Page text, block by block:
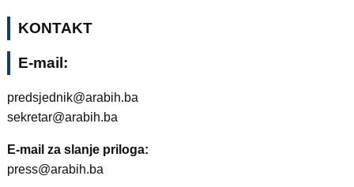
KONTAKT
E-mail:
predsjednik@arabih.ba
sekretar@arabih.ba
E-mail za slanje priloga:
press@arabih.ba